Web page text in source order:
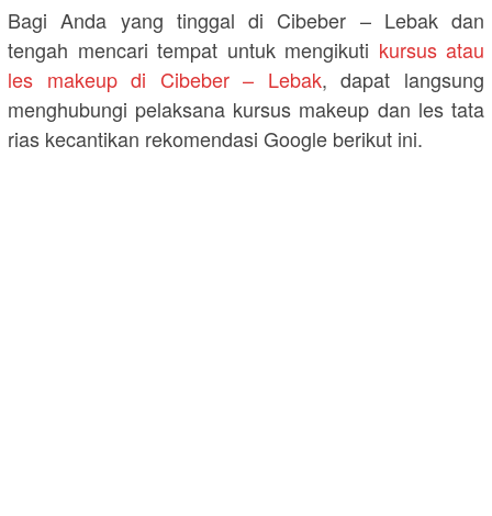
Bagi Anda yang tinggal di Cibeber – Lebak dan
tengah mencari tempat untuk mengikuti kursus atau
les makeup di Cibeber – Lebak, dapat langsung
menghubungi pelaksana kursus makeup dan les tata
rias kecantikan rekomendasi Google berikut ini.